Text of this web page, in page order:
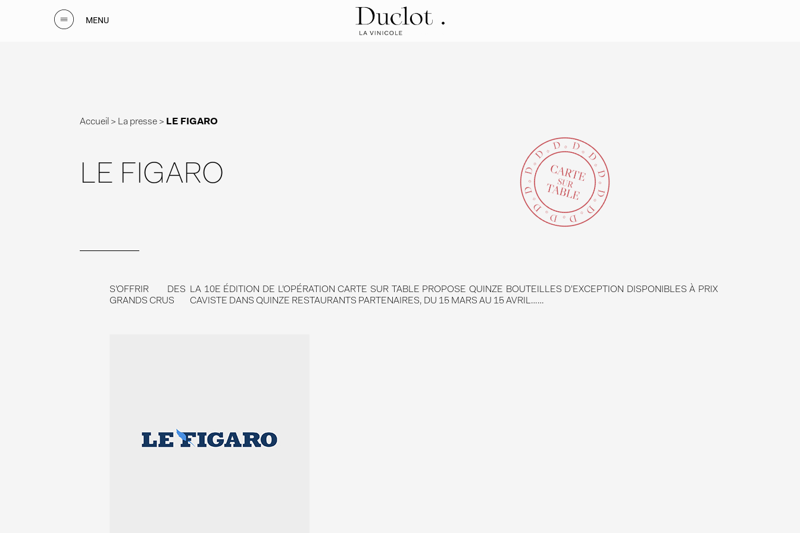
MENU
Accueil > La presse > LE FIGARO
LE FIGARO
S’OFFRIR DES
GRANDS CRUS
LA 10E ÉDITION DE L’OPÉRATION CARTE SUR TABLE PROPOSE QUINZE BOUTEILLES D’EXCEPTION DISPONIBLES À PRIX
CAVISTE DANS QUINZE RESTAURANTS PARTENAIRES, DU 15 MARS AU 15 AVRIL……